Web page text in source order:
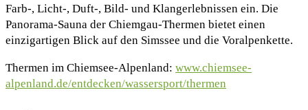
Farb-, Licht-, Duft-, Bild- und Klangerlebnissen ein. Die
Panorama-Sauna der Chiemgau-Thermen bietet einen
einzigartigen Blick auf den Simssee und die Voralpenkette.
Thermen im Chiemsee-Alpenland: www.chiemsee-
alpenland.de/entdecken/wassersport/thermen